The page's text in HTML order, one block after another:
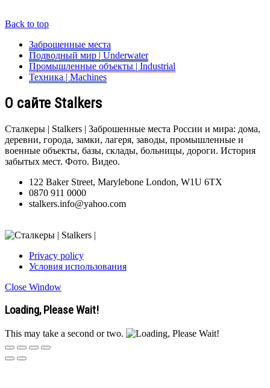
Back to top
Заброшенные места
Подводный мир | Underwater
Промышленные объекты | Industrial
Техника | Machines
О сайте Stalkers
Сталкеры | Stalkers | Заброшенные места России и мира: дома,
деревни, города, замки, лагеря, заводы, промышленные и
военные объекты, базы, склады, больницы, дороги. История
забытых мест. Фото. Видео.
122 Baker Street, Marylebone London, W1U 6TX
0870 911 0000
stalkers.info@yahoo.com
Privacy policy
Условия использования
Close Window
Loading, Please Wait!
This may take a second or two.